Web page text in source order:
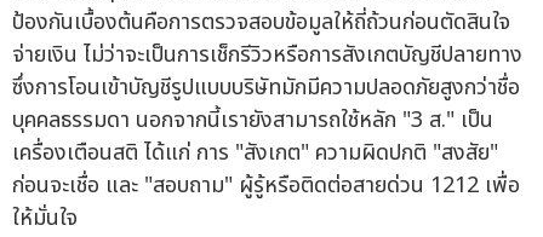
ป้องกันเบื้องต้นคือการตรวจสอบข้อมูลให้ถี่ถ้วนก่อนตัดสินใจ
จ่ายเงิน ไม่ว่าจะเป็นการเช็กรีวิวหรือการสังเกตบัญชีปลายทาง
ซึ่งการโอนเข้าบัญชีรูปแบบบริษัทมักมีความปลอดภัยสูงกว่าชื่อ
บุคคลธรรมดา นอกจากนี้เรายังสามารถใช้หลัก "3 ส." เป็น
เครื่องเตือนสติ ได้แก่ การ "สังเกต" ความผิดปกติ "สงสัย"
ก่อนจะเชื่อ และ "สอบถาม" ผู้รู้หรือติดต่อสายด่วน 1212 เพื่อ
ให้มั่นใจ